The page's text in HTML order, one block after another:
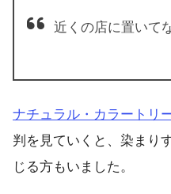
近くの店に置いて
ナチュラル・カラートリ
判を見ていくと、染まり
じる方もいました。